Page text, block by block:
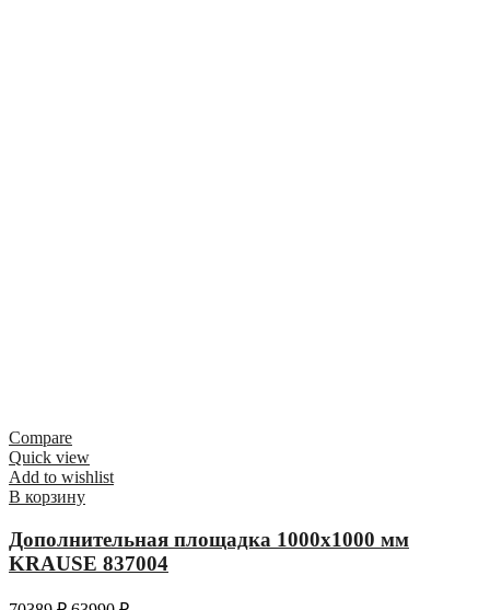
Compare
Quick view
Add to wishlist
В корзину
Дополнительная площадка 1000х1000 мм
KRAUSE 837004